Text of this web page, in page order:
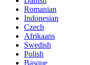
Romanian
Indonesian
Czech
Afrikaans
Swedish
Polish
Basque